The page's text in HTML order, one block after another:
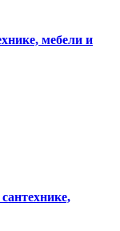
мебели и